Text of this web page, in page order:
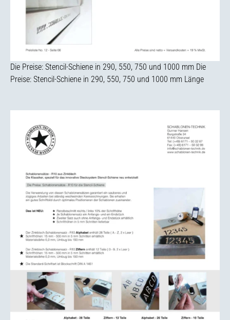
Die Preise: Stencil-Schiene in 290, 550, 750 und 1000 mm Die
Preise: Stencil-Schiene in 290, 550, 750 und 1000 mm Länge